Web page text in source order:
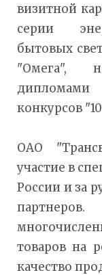
визитной
серии
бытовых
"Омега",
дипломами
конкурсов
ОАО
участие в
России и за
товаров на
качество